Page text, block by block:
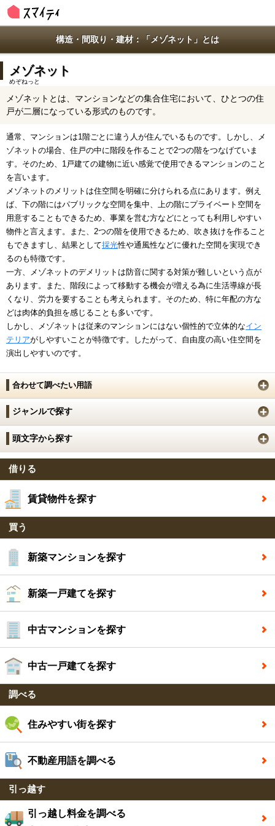
構造・間取り・建材：「メゾネット」とは
メゾネット
めぞねっと
メゾネットとは、マンションなどの集合住宅において、ひとつの住
戸が二層になっている形式のものです。
通常、マンションは1階ごとに違う人が住んでいるものです。しかし、メ
ゾネットの場合、住戸の中に階段を作ることで2つの階をつなげていま
す。そのため、1戸建ての建物に近い感覚で使用できるマンションのこと
を言います。
メゾネットのメリットは住空間を明確に分けられる点にあります。例え
ば、下の階にはパブリックな空間を集中、上の階にプライベート空間を
用意することもできるため、事業を営む方などにとっても利用しやすい
物件と言えます。また、2つの階を使用できるため、吹き抜けを作ること
もできますし、結果として採光性や通風性などに優れた空間を実現でき
るのも特徴です。
一方、メゾネットのデメリットは防音に関する対策が難しいという点が
あります。また、階段によって移動する機会が増える為に生活導線が長
くなり、労力を要することも考えられます。そのため、特に年配の方な
どは肉体的負担を感じることも多いです。
しかし、メゾネットは従来のマンションにはない個性的で立体的なイン
テリアがしやすいことが特徴です。したがって、自由度の高い住空間を
演出しやすいのです。
合わせて調べたい用語
ジャンルで探す
頭文字から探す
借りる
賃貸物件を探す
買う
新築マンションを探す
新築一戸建てを探す
中古マンションを探す
中古一戸建てを探す
調べる
住みやすい街を探す
不動産用語を調べる
引っ越す
引っ越し料金を調べる